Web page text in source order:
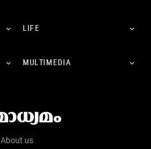
LIFE
MULTIMEDIA
About us